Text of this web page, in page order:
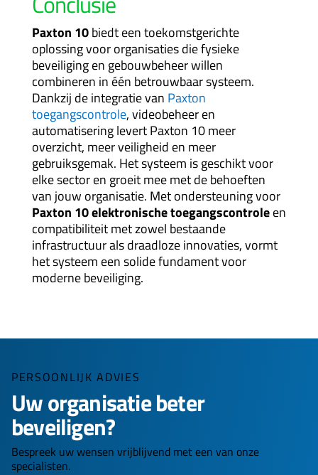
Paxton 10biedt een toekomstgerichte
oplossing voor organisaties die fysieke
beveiliging en gebouwbeheer willen
combineren in één betrouwbaar systeem.
Dankzij de integratie van Paxton
toegangscontrole, videobeheer en
automatisering levert Paxton 10 meer
overzicht, meer veiligheid en meer
gebruiksgemak. Het systeem is geschikt voor
elke sector en groeit mee met de behoeften
van jouw organisatie. Met ondersteuning voor
Paxton 10 elektronische toegangscontroleen
compatibiliteit met zowel bestaande
infrastructuur als draadloze innovaties, vormt
het systeem een solide fundament voor
moderne beveiliging.
PERSOONLIJK ADVIES
Uw organisatie beter
beveiligen?
Bespreek uw wensen vrijblijvend met een van onze
specialisten.